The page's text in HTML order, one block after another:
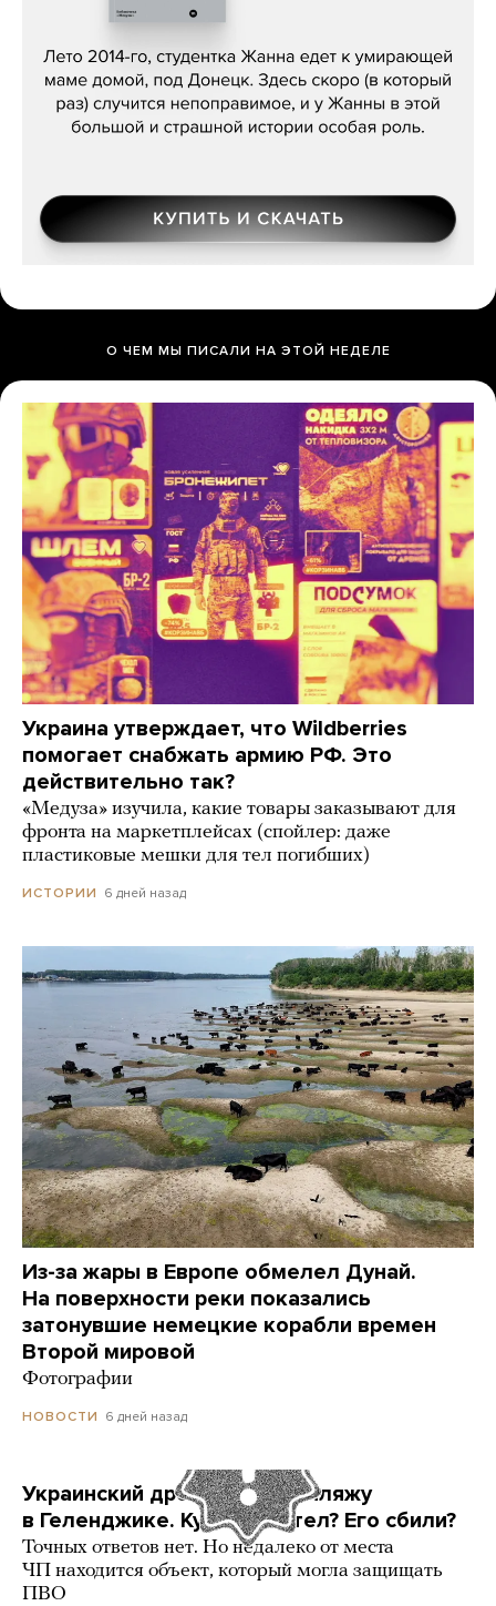
Сергей Лебедев, «Белая дама»
О ЧЕМ МЫ ПИСАЛИ НА ЭТОЙ НЕДЕЛЕ
Украина утверждает, что Wildberries
помогает снабжать армию РФ. Это
действительно так?
«Медуза» изучила, какие товары заказывают для
фронта на маркетплейсах (спойлер: даже
пластиковые мешки для тел погибших)
ИСТОРИИ 6 дней назад
Из-за жары в Европе обмелел Дунай.
На поверхности реки показались
затонувшие немецкие корабли времен
Второй мировой
Фотографии
НОВОСТИ 6 дней назад
Украинский дрон попал по пляжу
в Геленджике. Куда он летел? Его сбили?
Точных ответов нет. Но недалеко от места
ЧП находится объект, который могла защищать
ПВО